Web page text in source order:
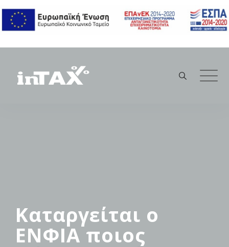
content
Καταργείται ο
ΕΝΦΙΑ ποιος